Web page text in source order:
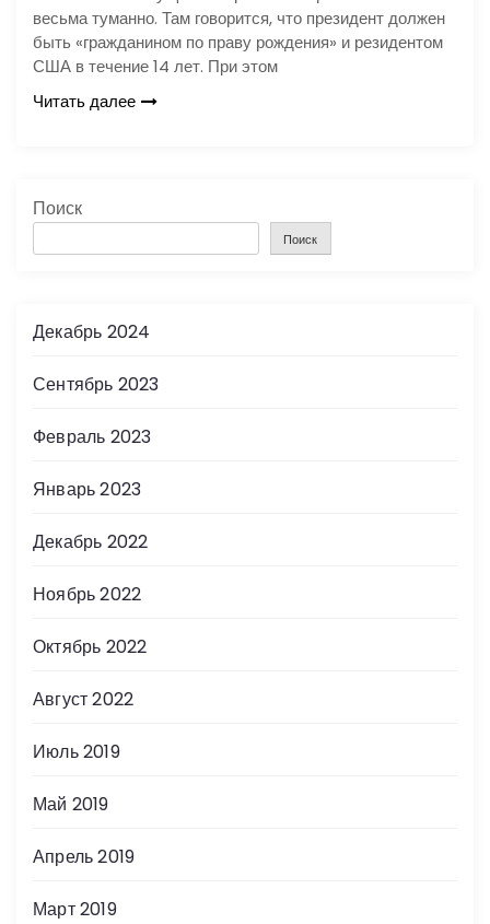
весьма туманно. Там говорится, что президент должен
быть «гражданином по праву рождения» и резидентом
США в течение 14 лет. При этом
Читать далее
Поиск
Поиск
Декабрь 2024
Сентябрь 2023
Февраль 2023
Январь 2023
Декабрь 2022
Ноябрь 2022
Октябрь 2022
Август 2022
Июль 2019
Май 2019
Апрель 2019
Март 2019